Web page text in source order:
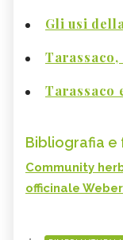
Gli usi
Tarassaco
Bibliografia e
Community
officinale